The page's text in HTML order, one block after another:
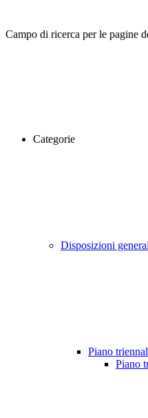
Campo di ricerca per le pagine
Categorie
Disposizioni
Piano
Piano